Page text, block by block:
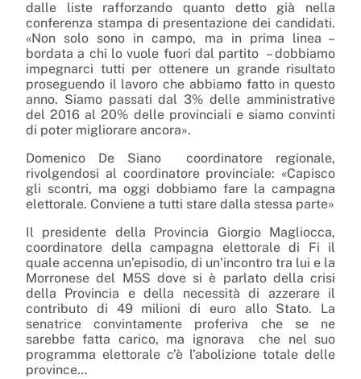
dalle liste rafforzando quanto detto già nella
conferenza stampa di presentazione dei candidati.
«Non solo sono in campo, ma in prima linea –
bordata a chi lo vuole fuori dal partito – dobbiamo
impegnarci tutti per ottenere un grande risultato
proseguendo il lavoro che abbiamo fatto in questo
anno. Siamo passati dal 3% delle amministrative
del 2016 al 20% delle provinciali e siamo convinti
di poter migliorare ancora».
Domenico De Siano coordinatore regionale,
rivolgendosi al coordinatore provinciale: «Capisco
gli scontri, ma oggi dobbiamo fare la campagna
elettorale. Conviene a tutti stare dalla stessa parte»
Il presidente della Provincia Giorgio Magliocca,
coordinatore della campagna elettorale di Fi il
quale accenna un’episodio, di un’incontro tra lui e la
Morronese del M5S dove si è parlato della crisi
della Provincia e della necessità di azzerare il
contributo di 49 milioni di euro allo Stato. La
senatrice convintamente proferiva che se ne
sarebbe fatta carico, ma ignorava che nel suo
programma elettorale c’è l’abolizione totale delle
province…